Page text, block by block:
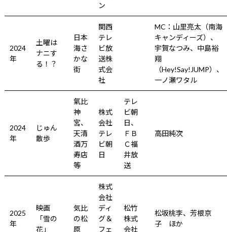
ン
2024
年
土曜は
ナニす
る！？
日本
海さ
かな
街
関西
テレ
ビ放
送株
式会
社
MC：山里亮太（南海
キャンディーズ）、
宇賀なつみ、中島裕
翔
（Hey!Say!JUMP）、
一ノ瀬ワタル
2024
年
じゅん
散歩
氣比
神
宮、
天清
酒万
寿店
等
株式
会社
テレ
ビ朝
日
テレ
ビ朝
日、
ＦＢ
Ｃ福
井放
送
高田純次
2025
年
映画
「雪の
花」
気比
の松
原
株式
会社
ディ
グ＆
フェ
松竹
株式
会社
松坂桃李、芳根京
子 ほか